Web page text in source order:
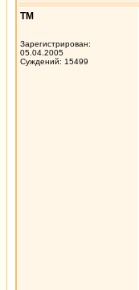
ТМ
Зарегистрирован:
05.04.2005
Суждений: 15499